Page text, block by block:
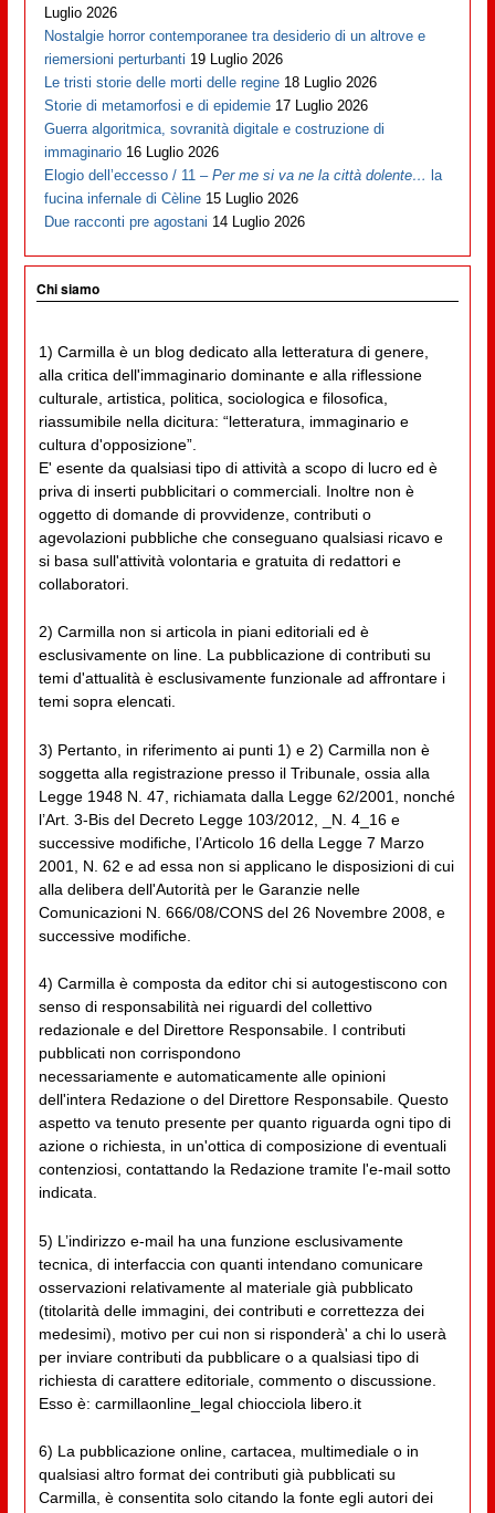
Luglio 2026
Nostalgie horror contemporanee tra desiderio di un altrove e
riemersioni perturbanti 19 Luglio 2026
Le tristi storie delle morti delle regine 18 Luglio 2026
Storie di metamorfosi e di epidemie 17 Luglio 2026
Guerra algoritmica, sovranità digitale e costruzione di
immaginario 16 Luglio 2026
Elogio dell’eccesso / 11 –Per me si va ne la città dolente… la
fucina infernale di Cèline 15 Luglio 2026
Due racconti pre agostani 14 Luglio 2026
Chi siamo
1) Carmilla è un blog dedicato alla letteratura di genere,
alla critica dell'immaginario dominante e alla riflessione
culturale, artistica, politica, sociologica e filosofica,
riassumibile nella dicitura: “letteratura, immaginario e
cultura d'opposizione”.
E' esente da qualsiasi tipo di attività a scopo di lucro ed è
priva di inserti pubblicitari o commerciali. Inoltre non è
oggetto di domande di provvidenze, contributi o
agevolazioni pubbliche che conseguano qualsiasi ricavo e
si basa sull'attività volontaria e gratuita di redattori e
collaboratori.
2) Carmilla non si articola in piani editoriali ed è
esclusivamente on line. La pubblicazione di contributi su
temi d'attualità è esclusivamente funzionale ad affrontare i
temi sopra elencati.
3) Pertanto, in riferimento ai punti 1) e 2) Carmilla non è
soggetta alla registrazione presso il Tribunale, ossia alla
Legge 1948 N. 47, richiamata dalla Legge 62/2001, nonché
l’Art. 3-Bis del Decreto Legge 103/2012, _N. 4_16 e
successive modifiche, l’Articolo 16 della Legge 7 Marzo
2001, N. 62 e ad essa non si applicano le disposizioni di cui
alla delibera dell'Autorità per le Garanzie nelle
Comunicazioni N. 666/08/CONS del 26 Novembre 2008, e
successive modifiche.
4) Carmilla è composta da editor chi si autogestiscono con
senso di responsabilità nei riguardi del collettivo
redazionale e del Direttore Responsabile. I contributi
pubblicati non corrispondono
necessariamente e automaticamente alle opinioni
dell'intera Redazione o del Direttore Responsabile. Questo
aspetto va tenuto presente per quanto riguarda ogni tipo di
azione o richiesta, in un'ottica di composizione di eventuali
contenziosi, contattando la Redazione tramite l'e-mail sotto
indicata.
5) L’indirizzo e-mail ha una funzione esclusivamente
tecnica, di interfaccia con quanti intendano comunicare
osservazioni relativamente al materiale già pubblicato
(titolarità delle immagini, dei contributi e correttezza dei
medesimi), motivo per cui non si risponderà' a chi lo userà
per inviare contributi da pubblicare o a qualsiasi tipo di
richiesta di carattere editoriale, commento o discussione.
Esso è: carmillaonline_legal chiocciola libero.it
6) La pubblicazione online, cartacea, multimediale o in
qualsiasi altro format dei contributi già pubblicati su
Carmilla, è consentita solo citando la fonte egli autori dei